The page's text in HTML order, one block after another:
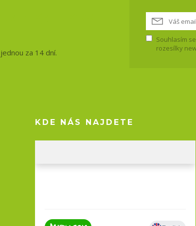
za 14 dní.
Souhlasím se
rozesílky
KDE NÁS NAJDETE